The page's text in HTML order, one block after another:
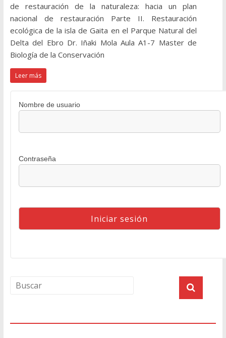
de restauración de la naturaleza: hacia un plan
nacional de restauración Parte II. Restauración
ecológica de la isla de Gaita en el Parque Natural del
Delta del Ebro Dr. Iñaki Mola Aula A1-7 Master de
Biología de la Conservación
Leer más
Nombre de usuario
Contraseña